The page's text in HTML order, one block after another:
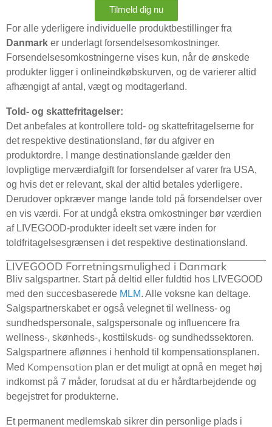
Tilmeld dig nu
For alle yderligere individuelle produktbestillinger fra
Danmark er underlagt forsendelsesomkostninger.
Forsendelsesomkostningerne vises kun, når de ønskede
produkter ligger i onlineindkøbskurven, og de varierer altid
afhængigt af antal, vægt og modtagerland.
Told- og skattefritagelser:
Det anbefales at kontrollere told- og skattefritagelserne for
det respektive destinationsland, før du afgiver en
produktordre. I mange destinationslande gælder den
lovpligtige merværdiafgift for forsendelser af varer fra USA,
og hvis det er relevant, skal der altid betales yderligere.
Derudover opkræver mange lande told på forsendelser over
en vis værdi. For at undgå ekstra omkostninger bør værdien
af LIVEGOOD-produkter ideelt set være inden for
toldfritagelsesgrænsen i det respektive destinationsland.
LIVEGOOD Forretningsmulighed i Danmark
Bliv salgspartner. Start på deltid eller fuldtid hos LIVEGOOD
med den succesbaserede MLM. Alle voksne kan deltage.
Salgspartnerskabet er også velegnet til wellness- og
sundhedspersonale, salgspersonale og influencere fra
wellness-, skønheds-, kosttilskuds- og sundhedssektoren.
Salgspartnere aflønnes i henhold til kompensationsplanen.
Med Kompensation plan er det muligt at opnå en meget høj
indkomst på 7 måder, forudsat at du er hårdtarbejdende og
begejstret for produkterne.
Et permanent medlemskab sikrer din personlige plads i